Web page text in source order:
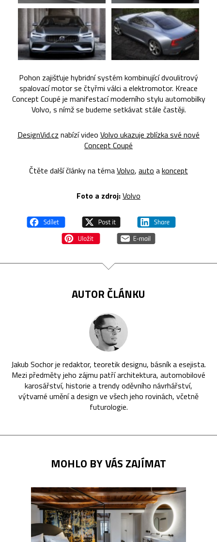
Pohon zajišťuje hybridní systém kombinující dvoulitrový
spalovací motor se čtyřmi válci a elektromotor. Kreace
Concept Coupé je manifestací moderního stylu automobilky
Volvo, s nímž se budeme setkávat stále častěji.
DesignVid.cz nabízí video Volvo ukazuje zblízka své nové
Concept Coupé
Čtěte další články na témaVolvo, auto akoncept
Foto a zdroj:Volvo
AUTOR ČLÁNKU
Jakub Sochor je redaktor, teoretik designu, básník a esejista.
Mezi předměty jeho zájmu patří architektura, automobilové
karosářství, historie a trendy oděvního návrhářství,
výtvarné umění a design ve všech jeho rovinách, včetně
futurologie.
MOHLO BY VÁS ZAJÍMAT